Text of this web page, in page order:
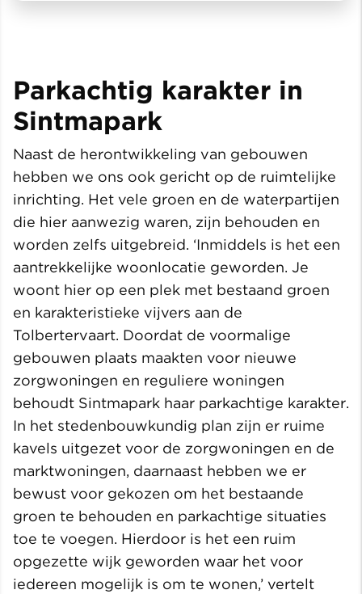
Parkachtig karakter in
Sintmapark
Naast de herontwikkeling van gebouwen
hebben we ons ook gericht op de ruimtelijke
inrichting. Het vele groen en de waterpartijen
die hier aanwezig waren, zijn behouden en
worden zelfs uitgebreid. ‘Inmiddels is het een
aantrekkelijke woonlocatie geworden. Je
woont hier op een plek met bestaand groen
en karakteristieke vijvers aan de
Tolbertervaart. Doordat de voormalige
gebouwen plaats maakten voor nieuwe
zorgwoningen en reguliere woningen
behoudt Sintmapark haar parkachtige karakter.
In het stedenbouwkundig plan zijn er ruime
kavels uitgezet voor de zorgwoningen en de
marktwoningen, daarnaast hebben we er
bewust voor gekozen om het bestaande
groen te behouden en parkachtige situaties
toe te voegen. Hierdoor is het een ruim
opgezette wijk geworden waar het voor
iedereen mogelijk is om te wonen,’ vertelt